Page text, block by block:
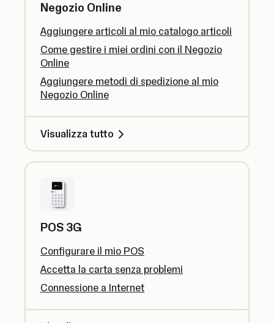
Negozio Online
Aggiungere articoli al mio catalogo articoli
Come gestire i miei ordini con il Negozio
Online
Aggiungere metodi di spedizione al mio
Negozio Online
Visualizza tutto
POS 3G
Configurare il mio POS
Accetta la carta senza problemi
Connessione a Internet